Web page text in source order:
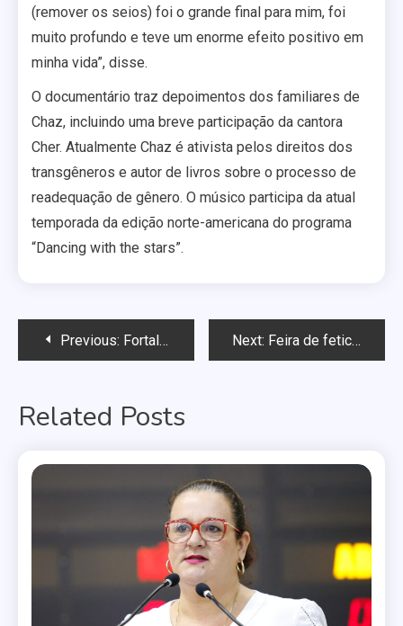
(remover os seios) foi o grande final para mim, foi
muito profundo e teve um enorme efeito positivo em
minha vida”, disse.
O documentário traz depoimentos dos familiares de
Chaz, incluindo uma breve participação da cantora
Cher. Atualmente Chaz é ativista pelos direitos dos
transgêneros e autor de livros sobre o processo de
readequação de gênero. O músico participa da atual
temporada da edição norte-americana do programa
“Dancing with the stars”.
Navegação
Post
Previous: Fortaleza realiza no domingo sua Parada LGBT Next: Feira de fetiches agita semana da Parada de NY
Related Posts